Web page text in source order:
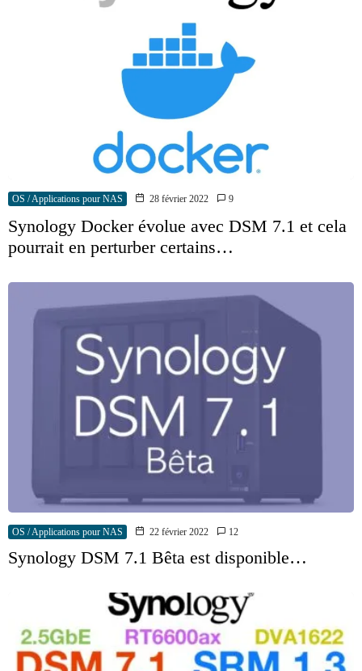
OS / Applications pour NAS 28 février 2022 9
Synology Docker évolue avec DSM 7.1 et cela
pourrait en perturber certains…
OS / Applications pour NAS 22 février 2022 12
Synology DSM 7.1 Bêta est disponible…